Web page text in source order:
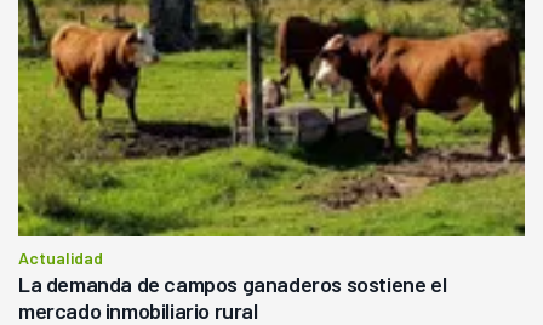
Actualidad
La demanda de campos ganaderos sostiene el
mercado inmobiliario rural